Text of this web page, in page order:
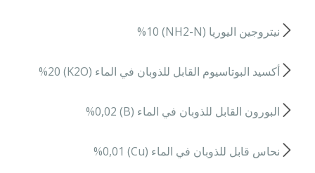
نيتروجين اليوريا (NH2-N) %10
أكسيد البوتاسيوم القابل للذوبان في الماء (K2O) %20
البورون القابل للذوبان في الماء (B) %0,02
نحاس قابل للذوبان في الماء (Cu) %0,01